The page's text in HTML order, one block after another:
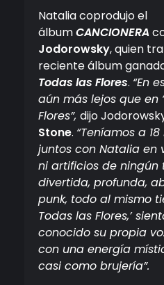
Natalia coprodujo el
álbumCANCIONERA
Jodorowsky, quien
reciente álbum
Todas las Flores. “En
aún más lejos que en
Flores”, dijo
Stone. “Teníamos a
juntos con Natalia en
ni artificios de ningún
divertida, profunda,
punk, todo al mismo
Todas las Flores,’
conocido su propia
con una energía
casi como brujería”.